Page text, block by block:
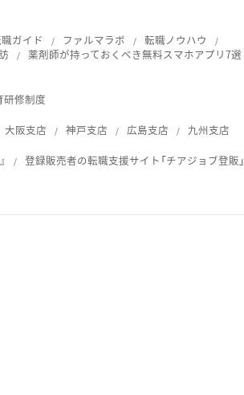
ガイド ファルマラボ
転職ノウハウ
薬剤師が持っておくべき無料スマホアプリ7選
研修制度
大阪支店 神戸支店 広島支店 九州支店
登録販売者の転職支援サイト「チアジョブ登販」